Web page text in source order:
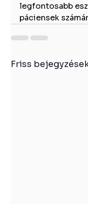
legfontosabb
páciensek
Friss